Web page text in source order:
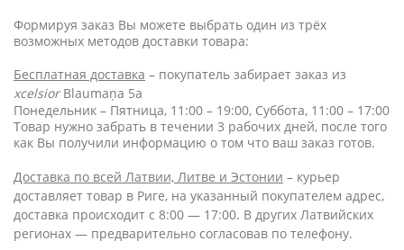
Формируя заказ Вы можете выбрать один из трёх
возможных методов доставки товара:
Бесплатная доставка – покупатель забирает заказ из
xcelsiorBlaumaņa 5a
Понедельник – Пятница, 11:00 – 19:00, Суббота, 11:00 – 17:00
Товар нужно забрать в течении 3 рабочих дней, после того
как Вы получили информацию о том что ваш заказ готов.
Доставка по всей Латвии, Литве и Эстонии – курьер
доставляет товар в Риге, на указанный покупателем адрес,
доставка происходит с 8:00 — 17:00. В других Латвийских
регионах — предварительно согласовав по телефону.